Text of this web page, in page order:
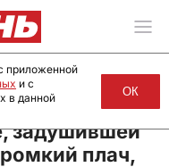
задушившей
плач,
приложенной
и с
в данной
ОК